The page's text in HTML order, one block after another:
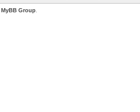
MyBB Group